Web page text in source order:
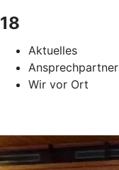
18
Aktuelles
Ansprechpartner
Wir vor Ort